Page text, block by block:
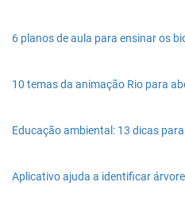
6 planos de aula para ensinar os
10 temas da animação Rio para
Educação ambiental: 13 dicas
Aplicativo ajuda a identificar